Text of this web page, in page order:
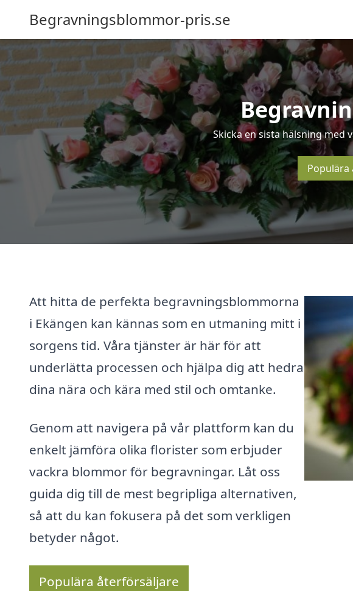
Begravningsblommor-pris.se
Skicka en sista hälsning med
Att hitta de perfekta begravningsblommorna
i Ekängen kan kännas som en utmaning mitt i
sorgens tid. Våra tjänster är här för att
underlätta processen och hjälpa dig att hedra
dina nära och kära med stil och omtanke.
Genom att navigera på vår plattform kan du
enkelt jämföra olika florister som erbjuder
vackra blommor för begravningar. Låt oss
guida dig till de mest begripliga alternativen,
så att du kan fokusera på det som verkligen
betyder något.
Populära återförsäljare